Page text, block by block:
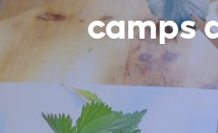
camps